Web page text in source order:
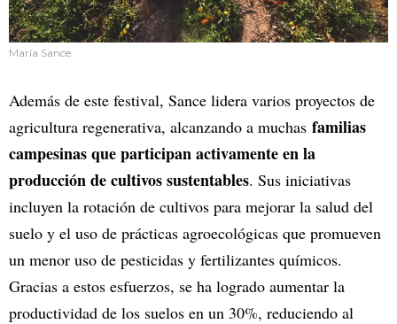
María Sance.
Además de este festival, Sance lidera varios proyectos de
agricultura regenerativa, alcanzando a muchas familias
campesinas que participan activamente en la
producción de cultivos sustentables. Sus iniciativas
incluyen la rotación de cultivos para mejorar la salud del
suelo y el uso de prácticas agroecológicas que promueven
un menor uso de pesticidas y fertilizantes químicos.
Gracias a estos esfuerzos, se ha logrado aumentar la
productividad de los suelos en un 30%, reduciendo al